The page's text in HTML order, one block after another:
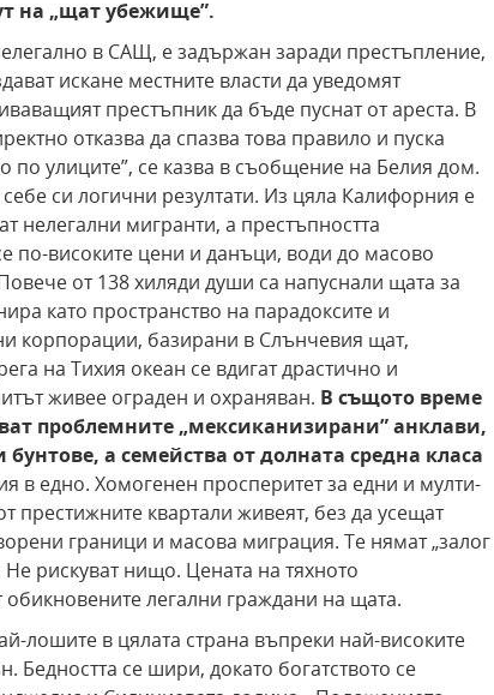
на „щатубежище”.
в САЩ, е задържан заради престъпление,
искане местните власти да уведомят
престъпник да бъде пуснат от ареста. В
отказва да спазва това правило и пуска
улиците”, се казва в съобщение на Белия дом.
си логични резултати. Из цяла Калифорния е
нелегални мигранти, а престъпността
по-високите цени и данъци, води до масово
от 138 хиляди души са напуснали щата за
като пространство на парадоксите и
корпорации, базирани в Слънчевия щат,
на Тихия океан се вдигат драстично и
живее ограден и охраняван. В същото време
проблемните „мексиканизирани”анклави,
а семейства от долната средна класа
в едно. Хомогенен просперитет за едни и мулти-
престижните квартали живеят, без да усещат
граници и масова миграция. Те нямат „залог
рискуват нищо. Цената на тяхното
легални граждани на щата.
лошите в цялата страна въпреки най-високите
се шири, докато богатството се